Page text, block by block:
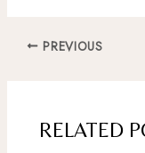
Post
PREVIOUS
RELATED